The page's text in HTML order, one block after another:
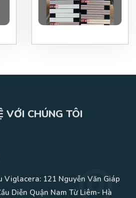
VỚI CHÚNG TÔI
Viglacera: 121 Nguyễn Văn Giáp
Diễn Quận Nam Từ Liêm- Hà